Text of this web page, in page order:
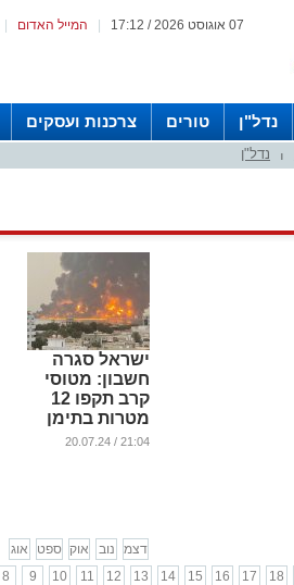
המייל האדום 07 אוגוסט 2026 / 17:12
נדל"ן טורים צרכנות ועסקים
נדל"ן
ישראל סגרה
חשבון: מטוסי
קרב תקפו 12
מטרות בתימן
...
21:04 / 20.07.24
אוג ספט אוק נוב
דצמ
8 9 10 11 12 13 14 15 16 17 18